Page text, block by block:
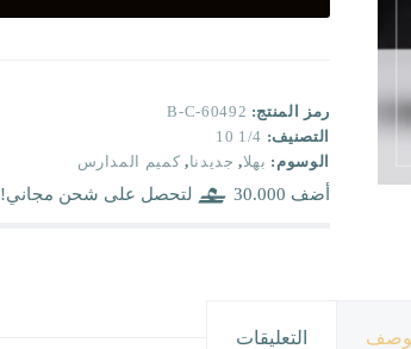
رمز المنتج: B-C-60492
التصنيف: 1/4 10
الوسوم: بهلا, جديدنا, كميم المدارس
أضف 30.000 لتحصل على شحن مجاني!
التعليقات